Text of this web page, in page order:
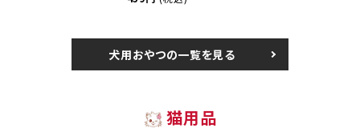
犬用おやつの一覧を見る
猫用品